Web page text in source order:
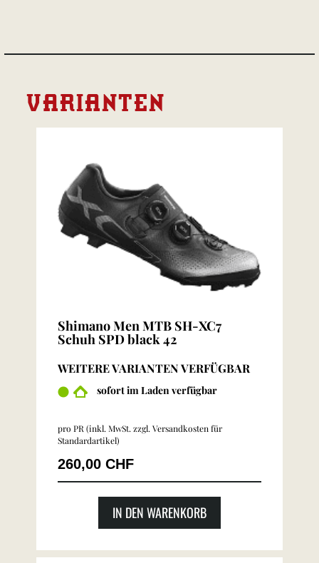
VARIANTEN
Shimano Men MTB SH-XC7
Schuh SPD black 42
WEITERE VARIANTEN VERFÜGBAR
sofort im Laden verfügbar
pro PR (inkl. MwSt. zzgl. Versandkosten für
Standardartikel)
260,00 CHF
IN DEN WARENKORB